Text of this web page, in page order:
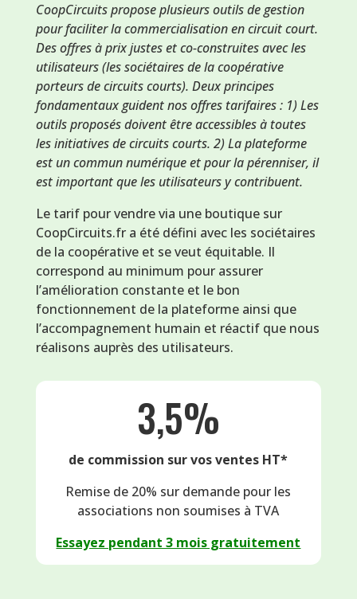
CoopCircuits propose plusieurs outils de gestion
pour faciliter la commercialisation en circuit court.
Des offres à prix justes et co-construites avec les
utilisateurs (les sociétaires de la coopérative
porteurs de circuits courts). Deux principes
fondamentaux guident nos offres tarifaires : 1) Les
outils proposés doivent être accessibles à toutes
les initiatives de circuits courts. 2) La plateforme
est un commun numérique et pour la pérenniser, il
est important que les utilisateurs y contribuent.
Le tarif pour vendre via une boutique sur
CoopCircuits.fr a été défini avec les sociétaires
de la coopérative et se veut équitable. Il
correspond au minimum pour assurer
l’amélioration constante et le bon
fonctionnement de la plateforme ainsi que
l’accompagnement humain et réactif que nous
réalisons auprès des utilisateurs.
3,5%
de commission sur vos ventes HT*
Remise de 20% sur demande pour les
associations non soumises à TVA
Essayez pendant 3 mois gratuitement